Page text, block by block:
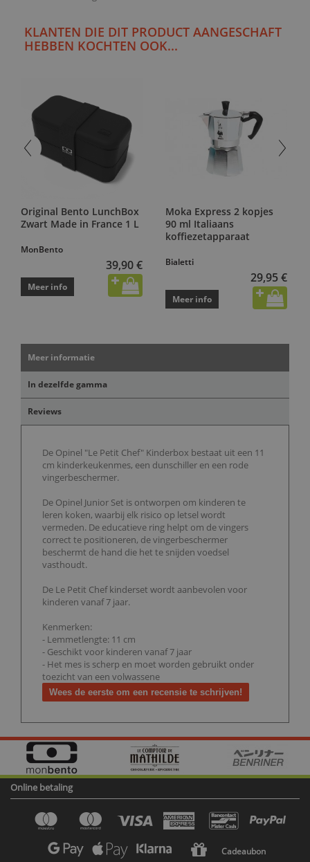
KLANTEN DIE DIT PRODUCT AANGESCHAFT
HEBBEN KOCHTEN OOK...
Original Bento LunchBox
Zwart Made in France 1 L
MonBento
39,90 €
Meer info
Moka Express 2 kopjes
90 ml Italiaans
koffiezetapparaat
Bialetti
29,95 €
Meer info
Meer informatie
In dezelfde gamma
Reviews
De Opinel "Le Petit Chef" Kinderbox bestaat uit een 11
cm kinderkeukenmes, een dunschiller en een rode
vingerbeschermer.
De Opinel Junior Set is ontworpen om kinderen te
leren koken, waarbij elk risico op letsel wordt
vermeden. De educatieve ring helpt om de vingers
correct te positioneren, de vingerbeschermer
beschermt de hand die het te snijden voedsel
vasthoudt.
De Le Petit Chef kinderset wordt aanbevolen voor
kinderen vanaf 7 jaar.
Kenmerken:
- Lemmetlengte: 11 cm
- Geschikt voor kinderen vanaf 7 jaar
- Het mes is scherp en moet worden gebruikt onder
toezicht van een volwassene
Wees de eerste om een recensie te schrijven!
Online betaling
Cadeaubon